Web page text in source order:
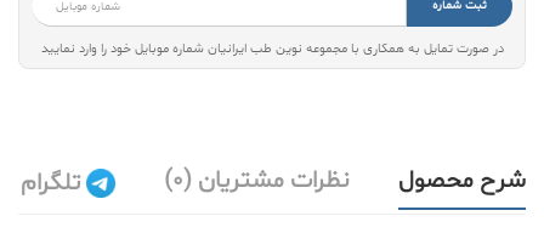
ثبت شماره
در صورت تمایل به همکاری با مجموعه نوین طب ایرانیان شماره موبایل خود را وارد نمایید
شرح محصول نظرات مشتریان (0) تلگرام